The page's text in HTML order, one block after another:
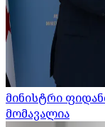
მინისტრი
მომავალია